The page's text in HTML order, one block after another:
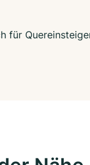
für